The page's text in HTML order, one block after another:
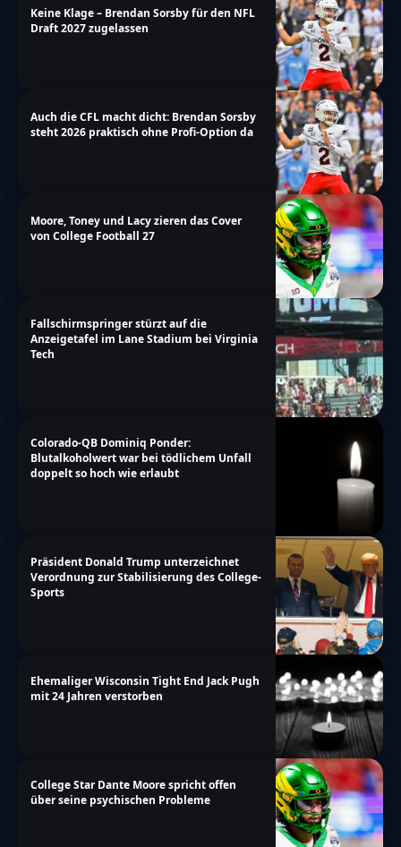
Keine Klage – Brendan Sorsby für den NFL
Draft 2027 zugelassen
Auch die CFL macht dicht: Brendan Sorsby
steht 2026 praktisch ohne Profi-Option da
Moore, Toney und Lacy zieren das Cover
von College Football 27
Fallschirmspringer stürzt auf die
Anzeigetafel im Lane Stadium bei Virginia
Tech
Colorado-QB Dominiq Ponder:
Blutalkoholwert war bei tödlichem Unfall
doppelt so hoch wie erlaubt
Präsident Donald Trump unterzeichnet
Verordnung zur Stabilisierung des College-
Sports
Ehemaliger Wisconsin Tight End Jack Pugh
mit 24 Jahren verstorben
College Star Dante Moore spricht offen
über seine psychischen Probleme